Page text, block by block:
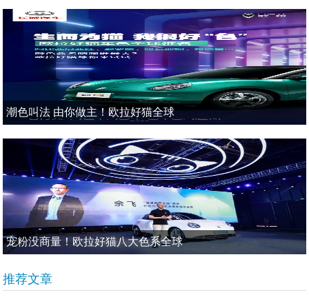
潮色叫法 由你做主！欧拉好猫全球
宠粉没商量！欧拉好猫八大色系全球
推荐文章